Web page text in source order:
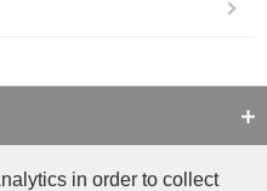
in order to collect